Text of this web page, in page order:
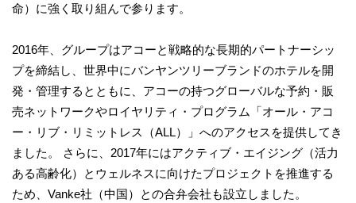
命）に強く取り組んで参ります。
2016年、グループはアコーと戦略的な長期的パートナーシッ
プを締結し、世界中にバンヤンツリーブランドのホテルを開
発・管理するとともに、アコーの持つグローバルな予約・販
売ネットワークやロイヤリティ・プログラム「オール・アコ
ー・リブ・リミットレス（ALL）」へのアクセスを提供してき
ました。 さらに、2017年にはアクティブ・エイジング（活力
ある高齢化）とウェルネスに向けたプロジェクトを推進する
ため、Vanke社（中国）との合弁会社も設立しました。